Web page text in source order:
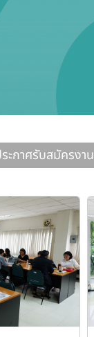
ะกาศรับสมัครงาน